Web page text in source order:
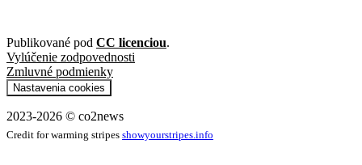
Publikované pod CC licenciou.
Vylúčenie zodpovednosti
Zmluvné podmienky
Nastavenia cookies
2023-2026 © co2news
Credit for warming stripes showyourstripes.info